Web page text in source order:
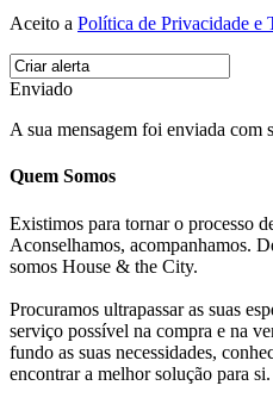
Aceito a Política de Privacidade e
Enviado
A sua mensagem foi enviada com
Quem Somos
Existimos para tornar o processo
Aconselhamos, acompanhamos.
somos House & the City.
Procuramos ultrapassar as suas
serviço possível na compra e na
fundo as suas necessidades,
encontrar a melhor solução para si.